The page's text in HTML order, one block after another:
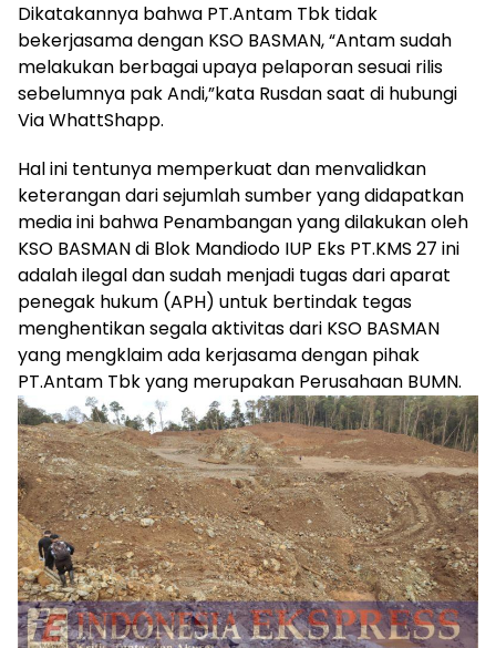
Dikatakannya bahwa PT.Antam Tbk tidak
bekerjasama dengan KSO BASMAN, “Antam sudah
melakukan berbagai upaya pelaporan sesuai rilis
sebelumnya pak Andi,”kata Rusdan saat di hubungi
Via WhattShapp.
Hal ini tentunya memperkuat dan menvalidkan
keterangan dari sejumlah sumber yang didapatkan
media ini bahwa Penambangan yang dilakukan oleh
KSO BASMAN di Blok Mandiodo IUP Eks PT.KMS 27 ini
adalah ilegal dan sudah menjadi tugas dari aparat
penegak hukum (APH) untuk bertindak tegas
menghentikan segala aktivitas dari KSO BASMAN
yang mengklaim ada kerjasama dengan pihak
PT.Antam Tbk yang merupakan Perusahaan BUMN.